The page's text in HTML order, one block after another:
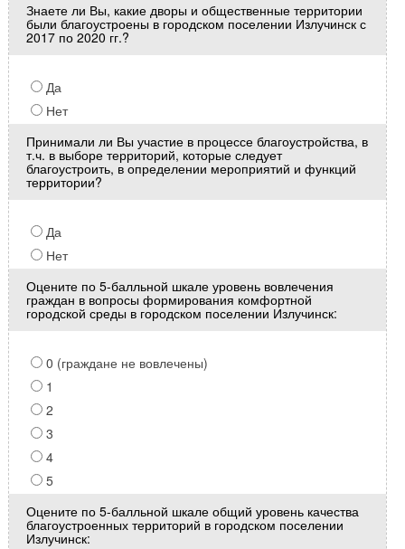
Знаете ли Вы, какие дворы и общественные территории
были благоустроены в городском поселении Излучинск с
2017 по 2020 гг.?
Да
Нет
Принимали ли Вы участие в процессе благоустройства, в
т.ч. в выборе территорий, которые следует
благоустроить, в определении мероприятий и функций
территории?
Да
Нет
Оцените по 5-балльной шкале уровень вовлечения
граждан в вопросы формирования комфортной
городской среды в городском поселении Излучинск:
0 (граждане не вовлечены)
1
2
3
4
5
Оцените по 5-балльной шкале общий уровень качества
благоустроенных территорий в городском поселении
Излучинск: